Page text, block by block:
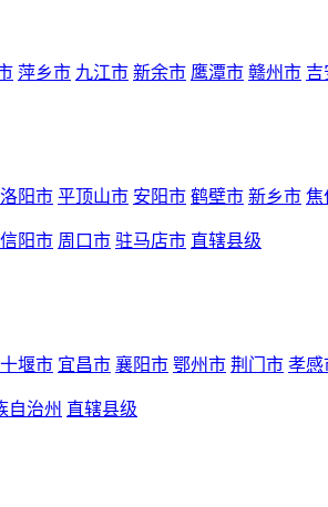
萍乡市 九江市 新余市 鹰潭市 赣州市 吉
洛阳市 平顶山市 安阳市 鹤壁市 新乡市 焦
信阳市 周口市 驻马店市 直辖县级
十堰市 宜昌市 襄阳市 鄂州市 荆门市 孝感
自治州 直辖县级